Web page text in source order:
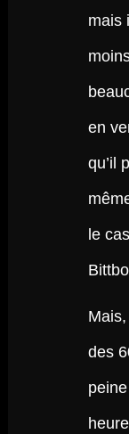
mais
en
qu’il
le
des